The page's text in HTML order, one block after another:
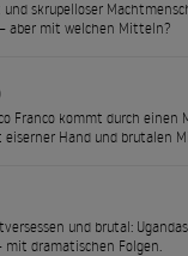
und skrupelloser
aber mit welchen Mitteln?
Franco kommt durch
Hand und brutalen
und brutal:
dramatischen Folgen.